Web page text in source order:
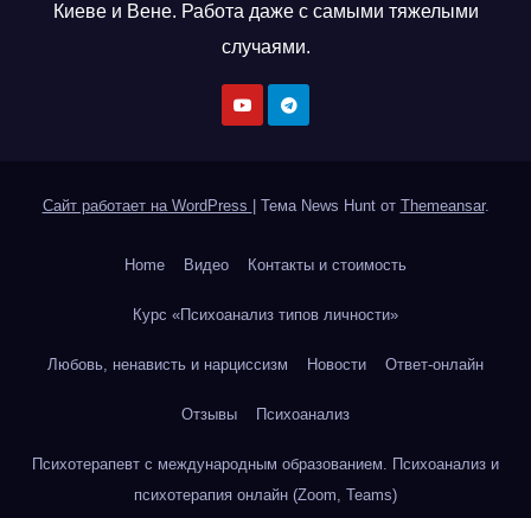
Киеве и Вене. Работа даже с самыми тяжелыми
случаями.
Сайт работает на WordPress Тема News Hunt от Themeansar.
Home Видео Контакты и стоимость
Курс «Психоанализ типов личности»
Любовь, ненависть и нарциссизм Новости Ответ-онлайн
Отзывы Психоанализ
Психотерапевт с международным образованием. Психоанализ и
психотерапия онлайн (Zoom, Teams)